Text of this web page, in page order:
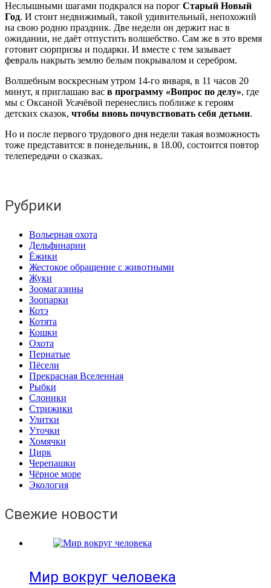
Неслышными шагами подкрался на порог Старый Новый
Год. И стоит недвижимый, такой удивительный, непохожий
на свою родню праздник. Две недели он держит нас в
ожидании, не даёт отпустить волшебство. Сам же в это время
готовит сюрпризы и подарки. И вместе с тем зазывает
февраль накрыть землю белым покрывалом и серебром.
Волшебным воскресным утром 14-го января, в 11 часов 20
минут, я приглашаю вас в программу «Вопрос по делу», где
мы с Оксаной Усачёвой перенеслись поближе к героям
детских сказок, чтобы вновь почувствовать себя детьми.
Но и после первого трудового дня недели такая возможность
тоже представится: в понедельник, в 18.00, состоится повтор
телепередачи о сказках.
Рубрики
Вольерная охота
Дельфинарии
Ёжики
Жестокое обращение с животными
Жуки
Зоомагазины
Зоопарки
Котэ
Котята
Кошки
Охота
Пернатые
Пёсели
Прекрасная Вселенная
Рыбки
Слоники
Стрижики
Улитки
Уточки
Хомячки
Цирк
Черепашки
Чёрное море
Экология
Свежие новости
Мир вокруг человека